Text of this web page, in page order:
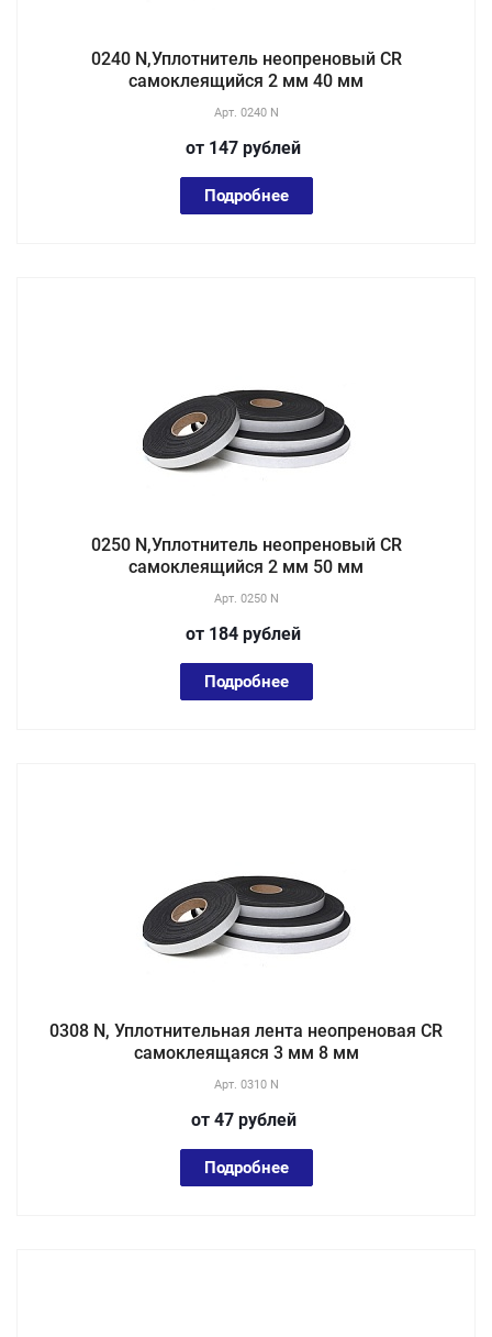
0240 N,Уплотнитель неопреновый CR
самоклеящийся 2 мм 40 мм
Арт. 0240 N
от 147 рублей
Подробнее
0250 N,Уплотнитель неопреновый CR
самоклеящийся 2 мм 50 мм
Арт. 0250 N
от 184 рублей
Подробнее
0308 N, Уплотнительная лента неопреновая CR
самоклеящаяся 3 мм 8 мм
Арт. 0310 N
от 47 рублей
Подробнее